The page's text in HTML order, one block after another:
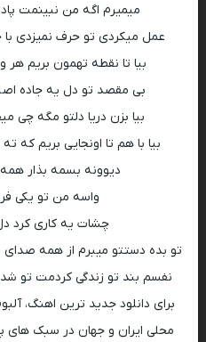
میمیرم اگه من نبینمت
عمل میکردی تو حرف نمیزدی
بیا تا نقطه تهمون بریم
بی مقصد تو دل یه جاده
بیا بزن دریا دلتو مگه چی
بیا با هم تا اونجایی بریم که
دیوونه بسمه بذار
واسه من تو یکی
چشات یه کاری کرد
تو بده دستتو میبرم از همه
نفسم بند تو زندگی کردمت تو
برای دانلود جدید ترین اهنگ،
محلی ایران و جهان در سبک های